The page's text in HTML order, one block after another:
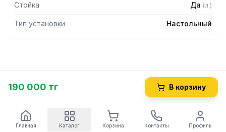
Стойка Да (л.)
Тип установки Настольный
190 000 тг В корзину
Главная Каталог Корзина Контакты Профиль